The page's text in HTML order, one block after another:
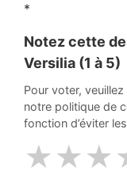
*
Notez cette
Versilia (1 à 5)
Pour voter,
notre politique de
fonction d’éviter
★
★
★